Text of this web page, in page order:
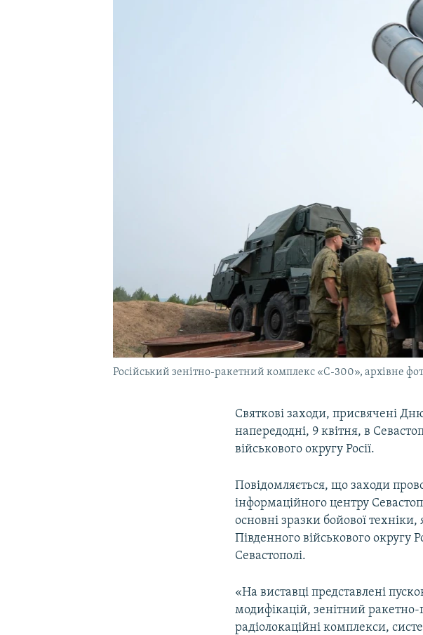
Російський зенітно-ракетний комплекс «С-300», архівне
Святкові заходи, присвячені
напередодні, 9 квітня, в
військового округу Росії.
Повідомляється, що заходи
інформаційного центру
основні зразки бойової
Південного військового округу
Севастополі.
«На виставці представлені
модифікацій, зенітний
радіолокаційні комплекси,